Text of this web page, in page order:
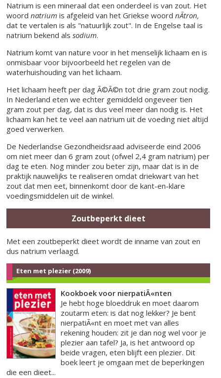
Natrium is een mineraal dat een onderdeel is van zout. Het
woordnatrium is afgeleid van het Griekse woordnÃ­tron,
dat te vertalen is als "natuurlijk zout". In de Engelse taal is
natrium bekend alssodium.
Natrium komt van nature voor in het menselijk lichaam en is
onmisbaar voor bijvoorbeeld het regelen van de
waterhuishouding van het lichaam.
Het lichaam heeft per dag Ã©Ã©n tot drie gram zout nodig.
In Nederland eten we echter gemiddeld ongeveer tien
gram zout per dag, dat is dus veel meer dan nodig is. Het
lichaam kan het te veel aan natrium uit de voeding niet altijd
goed verwerken.
De Nederlandse Gezondheidsraad adviseerde eind 2006
om niet meer dan 6 gram zout (ofwel 2,4 gram natrium) per
dag te eten. Nog minder zou beter zijn, maar dat is in de
praktijk nauwelijks te realiseren omdat driekwart van het
zout dat men eet, binnenkomt door de kant-en-klare
voedingsmiddelen uit de winkel.
Zoutbeperkt dieet
Met een zoutbeperkt dieet wordt de inname van zout en
dus natrium verlaagd.
Eten met plezier (2009)
Kookboek voor nierpatiÃ«nten
Je hebt hoge bloeddruk en moet daarom
zoutarm eten: is dat nog lekker? Je bent
nierpatiÃ«nt en moet met van alles
rekening houden: zit je dan nog wel voor je
plezier aan tafel? Ja, is het antwoord op
beide vragen, eten blijft een plezier. Dit
boek leert je omgaan met de beperkingen
die een dieet...